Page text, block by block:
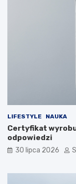
LIFESTYLE NAUKA
Certyfikat wyrobu
odpowiedzi
30 lipca 2026